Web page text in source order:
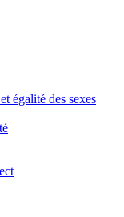
égalité des sexes